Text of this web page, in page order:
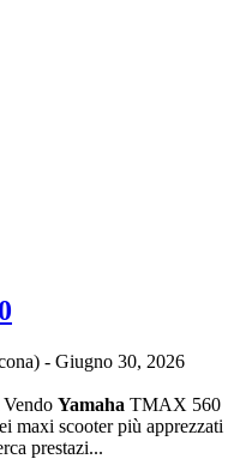
- Giugno 30, 2026
Yamaha TMAX 560
maxi scooter più apprezzati
prestazi...